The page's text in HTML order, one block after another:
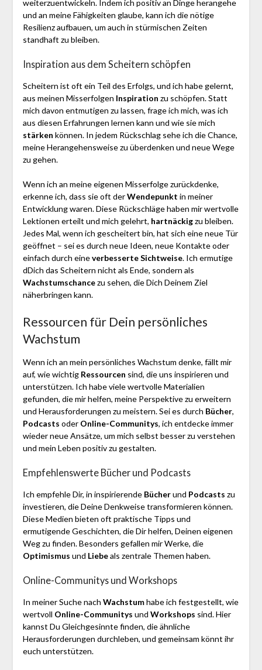
weiterzuentwickeln. Indem ich positiv an Dinge herangehe
und an meine Fähigkeiten glaube, kann ich die nötige
Resilienz aufbauen, um auch in stürmischen Zeiten
standhaft zu bleiben.
Inspiration aus dem Scheitern schöpfen
Scheitern ist oft ein Teil des Erfolgs, und ich habe gelernt,
aus meinen Misserfolgen Inspiration zu schöpfen. Statt
mich davon entmutigen zu lassen, frage ich mich, was ich
aus diesen Erfahrungen lernen kann und wie sie mich
stärken können. In jedem Rückschlag sehe ich die Chance,
meine Herangehensweise zu überdenken und neue Wege
zu gehen.
Wenn ich an meine eigenen Misserfolge zurückdenke,
erkenne ich, dass sie oft derWendepunkt in meiner
Entwicklung waren. Diese Rückschläge haben mir wertvolle
Lektionen erteilt und mich gelehrt, hartnäckigzu bleiben.
Jedes Mal, wenn ich gescheitert bin, hat sich eine neue Tür
geöffnet – sei es durch neue Ideen, neue Kontakte oder
einfach durch eineverbesserte Sichtweise. Ich ermutige
dDich das Scheitern nicht als Ende, sondern als
Wachstumschancezu sehen, die Dich Deinem Ziel
näherbringen kann.
Ressourcen für Dein persönliches
Wachstum
Wenn ich an mein persönliches Wachstum denke, fällt mir
auf, wie wichtig Ressourcen sind, die uns inspirieren und
unterstützen. Ich habe viele wertvolle Materialien
gefunden, die mir helfen, meine Perspektive zu erweitern
und Herausforderungen zu meistern. Sei es durch Bücher,
Podcasts oder Online-Communitys, ich entdecke immer
wieder neue Ansätze, um mich selbst besser zu verstehen
und mein Leben positiv zu gestalten.
Empfehlenswerte Bücher und Podcasts
Ich empfehle Dir, in inspirierende Bücherund Podcasts zu
investieren, die Deine Denkweise transformieren können.
Diese Medien bieten oft praktische Tipps und
ermutigende Geschichten, die Dir helfen, Deinen eigenen
Weg zu finden. Besonders gefallen mir Werke, die
Optimismus und Liebeals zentrale Themen haben.
Online-Communitys und Workshops
In meiner Suche nach Wachstumhabe ich festgestellt, wie
wertvoll Online-Communitys und Workshops sind. Hier
kannst Du Gleichgesinnte finden, die ähnliche
Herausforderungen durchleben, und gemeinsam könnt ihr
euch unterstützen.